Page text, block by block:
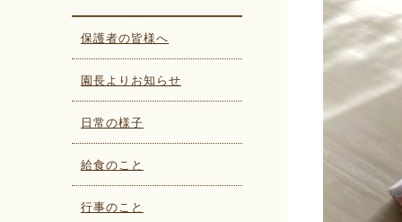
保護者の皆様へ
園長よりお知らせ
日常の様子
給食のこと
行事のこと